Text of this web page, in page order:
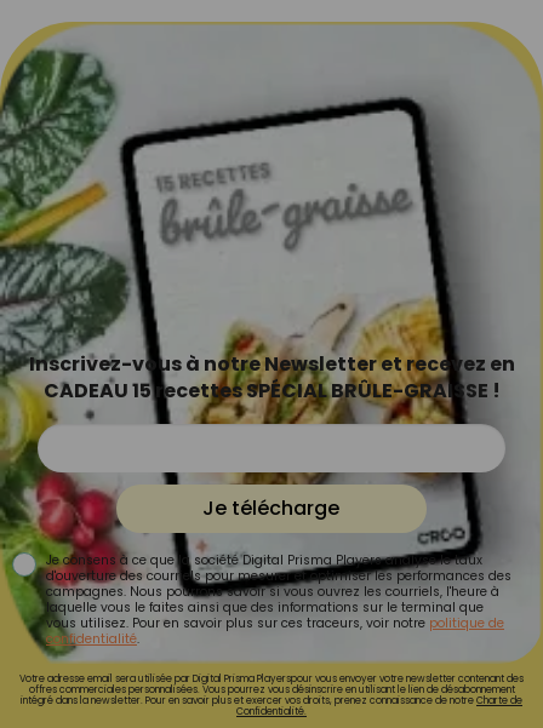
Inscrivez-vous à notre Newsletter et recevez en
CADEAU 15 recettes SPÉCIAL BRÛLE-GRAISSE !
Je télécharge
Je consens à ce que la société Digital Prisma Players analyse le taux
d'ouverture des courriels pour mesurer et optimiser les performances des
campagnes. Nous pourrons savoir si vous ouvrez les courriels, l'heure à
laquelle vous le faites ainsi que des informations sur le terminal que
vous utilisez. Pour en savoir plus sur ces traceurs, voir notre politique de
confidentialité.
Votre adresse email sera utilisée par Digital Prisma Playerspour vous envoyer votre newsletter contenant des
offres commerciales personnalisées. Vous pourrez vous désinscrire en utilisant le lien de désabonnement
intégré dans la newsletter. Pour en savoir plus et exercer vos droits, prenez connaissance de notreCharte de
Confidentialité.